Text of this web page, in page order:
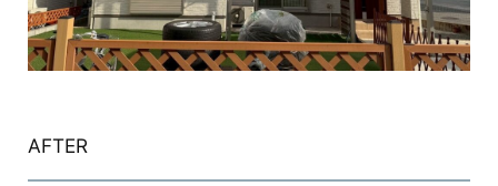
AFTER